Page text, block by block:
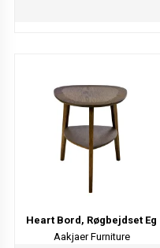
Heart Bord, Røgbejdset Eg
Aakjaer Furniture